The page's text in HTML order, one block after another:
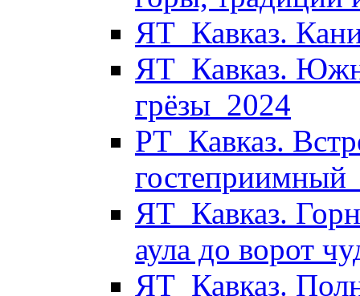
ЯТ_Кавказ.
ЯТ_Кавказ.
грёзы_2024
РТ_Кавказ.
ЯТ_Кавказ.
аула до ворот
ЯТ_Кавказ.